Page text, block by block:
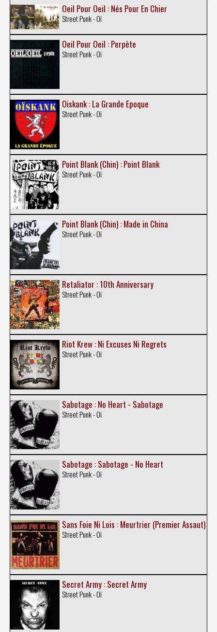
Oeil Pour Oeil : Nés Pour En Chier
Street Punk - Oi
Oeil Pour Oeil : Perpète
Street Punk - Oi
Oiskank : La Grande Epoque
Street Punk - Oi
Point Blank (Chin) : Point Blank
Street Punk - Oi
Point Blank (Chin) : Made in China
Street Punk - Oi
Retaliator : 10th Anniversary
Street Punk - Oi
Riot Krew : Ni Excuses Ni Regrets
Street Punk - Oi
Sabotage : No Heart - Sabotage
Street Punk - Oi
Sabotage : Sabotage - No Heart
Street Punk - Oi
Sans Foie Ni Lois : Meurtrier (Premier Assaut)
Street Punk - Oi
Secret Army : Secret Army
Street Punk - Oi